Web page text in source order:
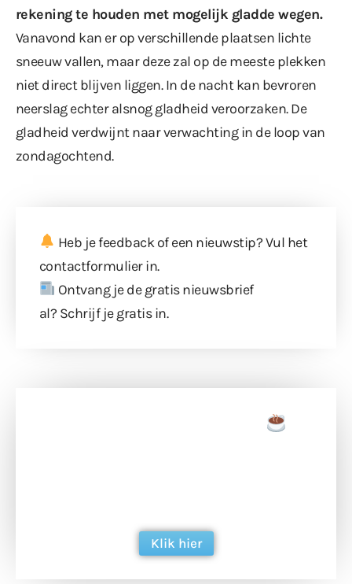
rekening te houden met mogelijk gladde wegen.
Vanavond kan er op verschillende plaatsen lichte
sneeuw vallen, maar deze zal op de meeste plekken
niet direct blijven liggen. In de nacht kan bevroren
neerslag echter alsnog gladheid veroorzaken. De
gladheid verdwijnt naar verwachting in de loop van
zondagochtend.
Heb je feedback of een nieuwstip? Vul het
contactformulierin.
Ontvang je de gratis nieuwsbrief
al? Schrijf je gratis in.
Klik hier